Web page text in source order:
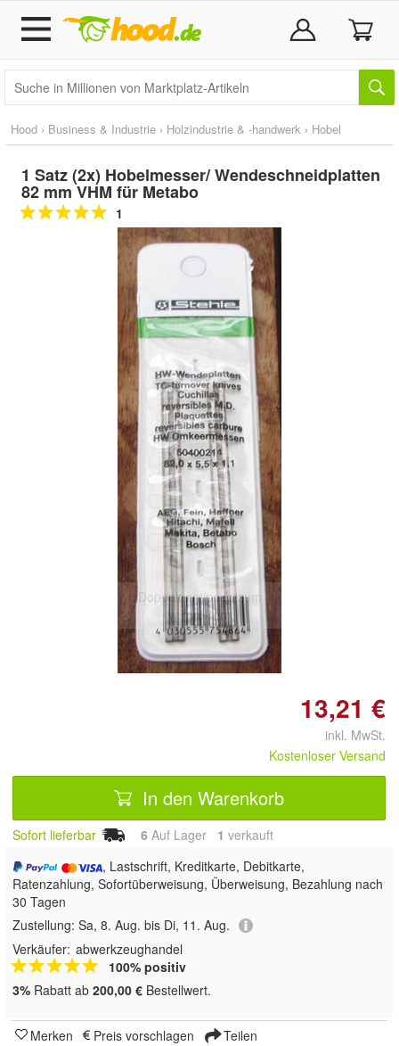
Hood › Business & Industrie › Holzindustrie & -handwerk › Hobel
1 Satz (2x) Hobelmesser/ Wendeschneidplatten
82 mm VHM für Metabo
1
Doppelt antippen zum
vergrößern
13,21 €
inkl. MwSt.
Kostenloser Versand
In den Warenkorb
Sofort lieferbar 6 Auf Lager 1 verkauft
, Lastschrift, Kreditkarte, Debitkarte,
Ratenzahlung, Sofortüberweisung, Überweisung, Bezahlung nach
30 Tagen
Zustellung: Sa, 8. Aug. bis Di, 11. Aug.
Verkäufer: abwerkzeughandel
100% positiv
3% Rabatt ab 200,00 € Bestellwert.
Merken Preis vorschlagen Teilen